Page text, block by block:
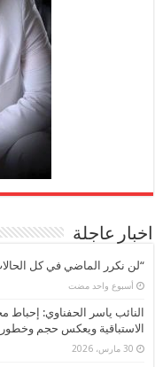
اخبار عاجلة
“لن نكرر الماضي في كل
‏أسبوع واحد مضت
النائب ياسر الحفناوي:
الاستباقية ويعكس حجم
30 مارس، 2026